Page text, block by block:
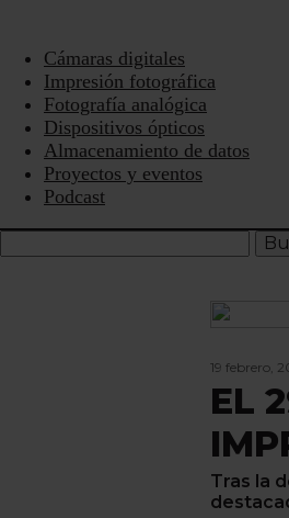
Cámaras digitales
Impresión fotográfica
Fotografía analógica
Dispositivos ópticos
Almacenamiento de datos
Proyectos y eventos
Podcast
19 febrero,
EL
Tras la